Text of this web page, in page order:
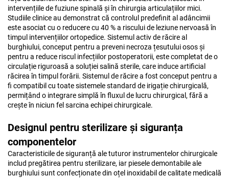
intervențiile de fuziune spinală și în chirurgia articulațiilor mici.
Studiile clinice au demonstrat că controlul predefinit al adâncimii
este asociat cu o reducere cu 40 % a riscului de leziune nervoasă în
timpul intervențiilor ortopedice. Sistemul activ de răcire al
burghiului, conceput pentru a preveni necroza țesutului osos și
pentru a reduce riscul infecțiilor postoperatorii, este completat de o
circulație riguroasă a soluției salină sterile, care induce artificial
răcirea în timpul forării. Sistemul de răcire a fost conceput pentru a
fi compatibil cu toate sistemele standard de irigație chirurgicală,
permițând o integrare simplă în fluxul de lucru chirurgical, fără a
crește în niciun fel sarcina echipei chirurgicale.
Designul pentru sterilizare și siguranța
componentelor
Caracteristicile de siguranță ale tuturor instrumentelor chirurgicale
includ pregătirea pentru sterilizare, iar piesele demontabile ale
burghiului sunt confecționate din oțel inoxidabil de calitate medicală